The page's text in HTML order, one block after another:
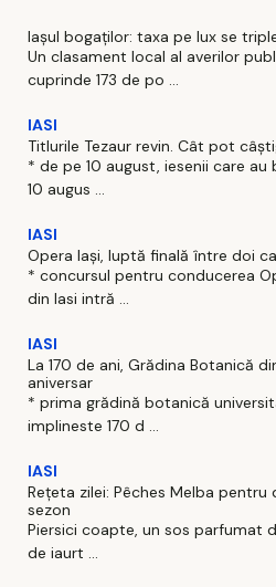
Iașul bogaților: taxa pe lux se
Un clasament local al averilor
cuprinde 173 de po ...
IASI
Titlurile Tezaur revin. Cât pot
* de pe 10 august, iesenii care
10 augus ...
IASI
Opera Iași, luptă finală între doi
* concursul pentru conducerea
din Iasi intră ...
IASI
La 170 de ani, Grădina Botanică
aniversar
* prima grădină botanică
implineste 170 d ...
IASI
Rețeta zilei: Pêches Melba
sezon
Piersici coapte, un sos parfumat
de iaurt ...